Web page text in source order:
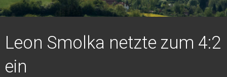
Leon Smolka netzte zum 4:2
ein